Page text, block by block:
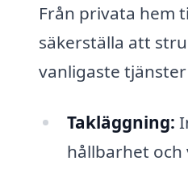
Från privata hem
säkerställa att
vanligaste
Takläggning:
hållbarhet och